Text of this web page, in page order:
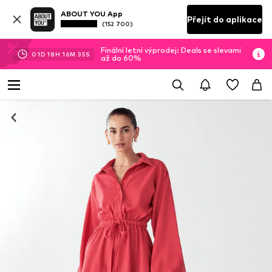
ABOUT YOU App
(152 700) Přejít do aplikace
01D 18H 16M 35S
Finální letní výprodej: Deals se slevami
až do 60%